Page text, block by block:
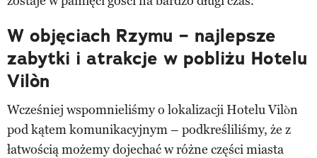
W objęciach Rzymu – najlepsze
zabytki i atrakcje w pobliżu Hotelu
Vilòn
Wcześniej wspomnieliśmy o lokalizacji Hotelu Vilòn
pod kątem komunikacyjnym – podkreśliliśmy, że z
łatwością możemy dojechać w różne części miasta